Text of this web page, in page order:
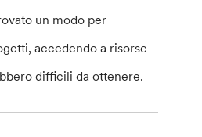
un modo per
accedendo a risorse
difficili da ottenere.